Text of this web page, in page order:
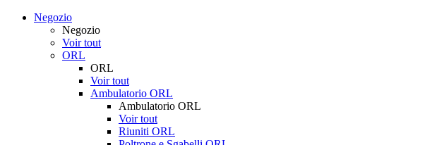
Negozio
Negozio
Voir tout
ORL
ORL
Voir tout
Ambulatorio ORL
Ambulatorio ORL
Voir tout
Riuniti ORL